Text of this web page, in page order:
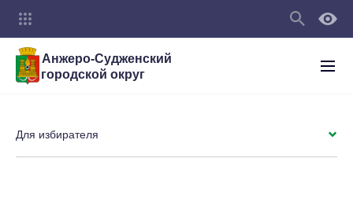
Анжеро-Судженский
городской округ
Для избирателя